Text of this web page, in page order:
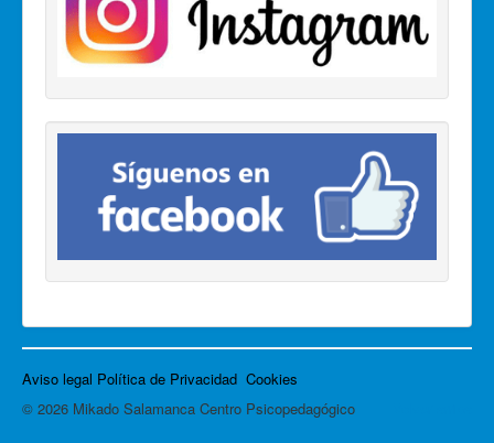
Aviso legal Política de Privacidad Cookies
© 2026 Mikado Salamanca Centro Psicopedagógico